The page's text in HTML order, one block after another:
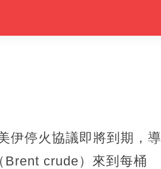
伊停火協議即將到期，導
Brent crude）來到每桶